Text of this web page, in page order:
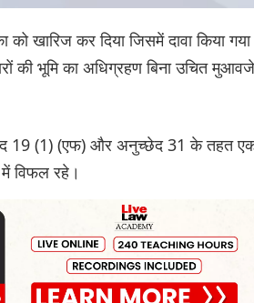
को खारिज कर दिया जिसमें दावा किया गया
की भूमि का अधिग्रहण बिना उचित मुआवजे
19 (1) (एफ) और अनुच्छेद 31 के तहत
विफल रहे।